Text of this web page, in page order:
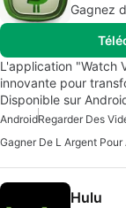
Gagnez
L'application "Watch
innovante pour
Disponible sur
AndroidRegarder Des
Gagner De L Argent Pour
Hulu